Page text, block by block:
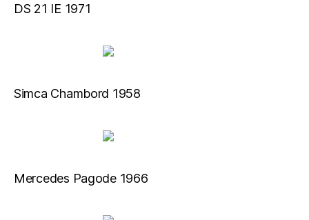
DS 21 IE 1971
Simca Chambord 1958
Mercedes Pagode 1966